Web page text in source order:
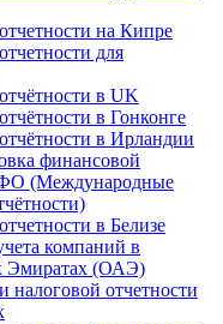
на Кипре
для
в UK
в Гонконге
в Ирландии
финансовой
(Международные
в Белизе
компаний в
Эмиратах (ОАЭ)
налоговой отчетности